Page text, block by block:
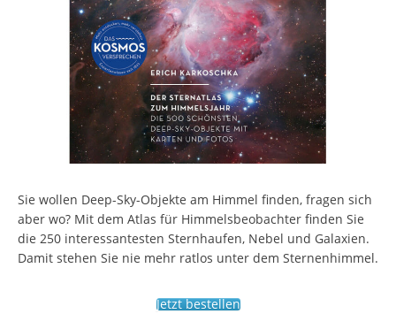
Sie wollen Deep-Sky-Objekte am Himmel finden, fragen sich
aber wo? Mit dem Atlas für Himmelsbeobachter finden Sie
die 250 interessantesten Sternhaufen, Nebel und Galaxien.
Damit stehen Sie nie mehr ratlos unter dem Sternenhimmel.
Jetzt bestellen